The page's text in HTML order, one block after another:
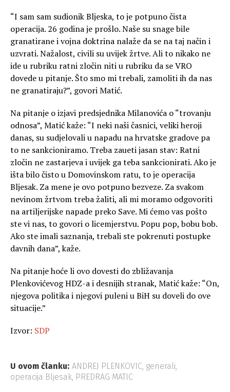
“I sam sam sudionik Bljeska, to je potpuno čista
operacija. 26 godina je prošlo. Naše su snage bile
granatirane i vojna doktrina nalaže da se na taj način i
uzvrati. Nažalost, civili su uvijek žrtve. Ali to nikako ne
ide u rubriku ratni zločin niti u rubriku da se VRO
dovede u pitanje. Što smo mi trebali, zamoliti ih da nas
ne granatiraju?”, govori Matić.
Na pitanje o izjavi predsjednika Milanovića o “trovanju
odnosa”, Matić kaže: “I neki naši časnici, veliki heroji
danas, su sudjelovali u napadu na hrvatske gradove pa
to ne sankcioniramo. Treba zaueti jasan stav: Ratni
zločin ne zastarjeva i uvijek ga teba sankcionirati. Ako je
išta bilo čisto u Domovinskom ratu, to je operacija
Bljesak. Za mene je ovo potpuno bezveze. Za svakom
nevinom žrtvom treba žaliti, ali mi moramo odgovoriti
na artiljerijske napade preko Save. Mi ćemo vas pošto
ste vi nas, to govori o licemjerstvu. Popu pop, bobu bob.
Ako ste imali saznanja, trebali ste pokrenuti postupke
davnih dana”, kaže.
Na pitanje hoće li ovo dovesti do zbližavanja
Plenkovićevog HDZ-a i desnijih stranak, Matić kaže: “On,
njegova politika i njegovi puleni u BiH su doveli do ove
situacije.”
Izvor: SDP
U ovom članku: ANDREJ PLENKOVIC generali
operacija Bljesak PREDRAG MATIC